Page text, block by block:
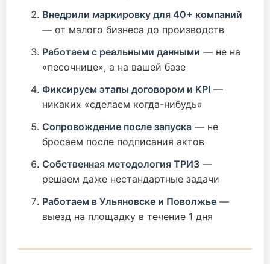
Внедрили маркировку для 40+ компаний
— от малого бизнеса до производств
Работаем с реальными данными — не на
«песочнице», а на вашей базе
Фиксируем этапы договором и KPI —
никаких «сделаем когда-нибудь»
Сопровождение после запуска — не
бросаем после подписания актов
Собственная методология ТРИЗ —
решаем даже нестандартные задачи
Работаем в Ульяновске и Поволжье —
выезд на площадку в течение 1 дня